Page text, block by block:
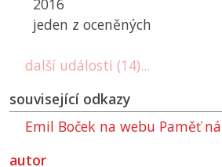
2016
jeden z oceněných
další události (14)...
související odkazy
Emil Boček na webu Paměť
autor